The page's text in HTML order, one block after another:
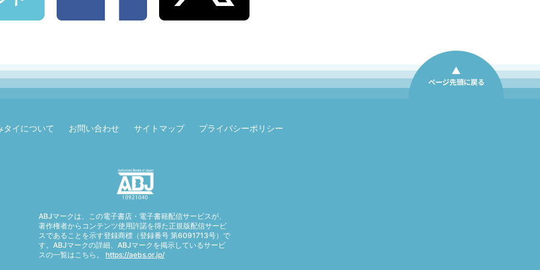
タイについて お問い合わせ サイトマップ プライバシーポリシー
ABJマークは、この電子書店・電子書籍配信サービスが、
著作権者からコンテンツ使用許諾を得た正規版配信サービ
スであることを示す登録商標（登録番号 第6091713号）で
す。ABJマークの詳細、ABJマークを掲示しているサービ
スの一覧はこちら。 https://aebs.or.jp/